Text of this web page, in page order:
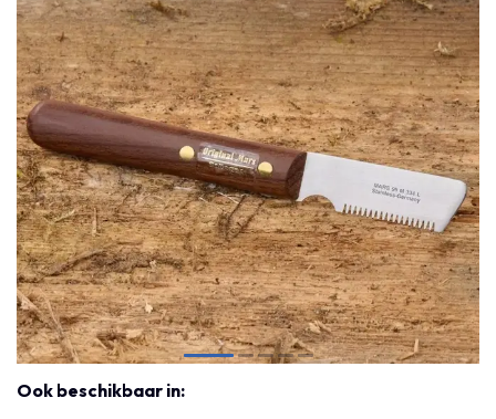
Ook beschikbaar in: